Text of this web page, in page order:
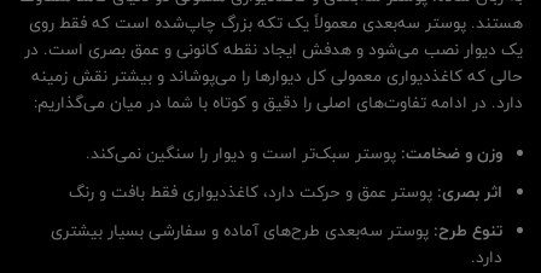
هستند. پوستر سه‌بعدی معمولاً یک تکه بزرگ چاپ‌شده است که فقط روی
یک دیوار نصب می‌شود و هدفش ایجاد نقطه کانونی و عمق بصری است. در
حالی که کاغذدیواری معمولی کل دیوارها را می‌پوشاند و بیشتر نقش زمینه
دارد. در ادامه تفاوت‌های اصلی را دقیق و کوتاه با شما در میان می‌گذاریم:
وزن و ضخامت: پوستر سبک‌تر است و دیوار را سنگین نمی‌کند.
اثر بصری: پوستر عمق و حرکت دارد، کاغذدیواری فقط بافت و رنگ
تنوع طرح: پوستر سه‌بعدی طرح‌های آماده و سفارشی بسیار بیشتری
دارد.